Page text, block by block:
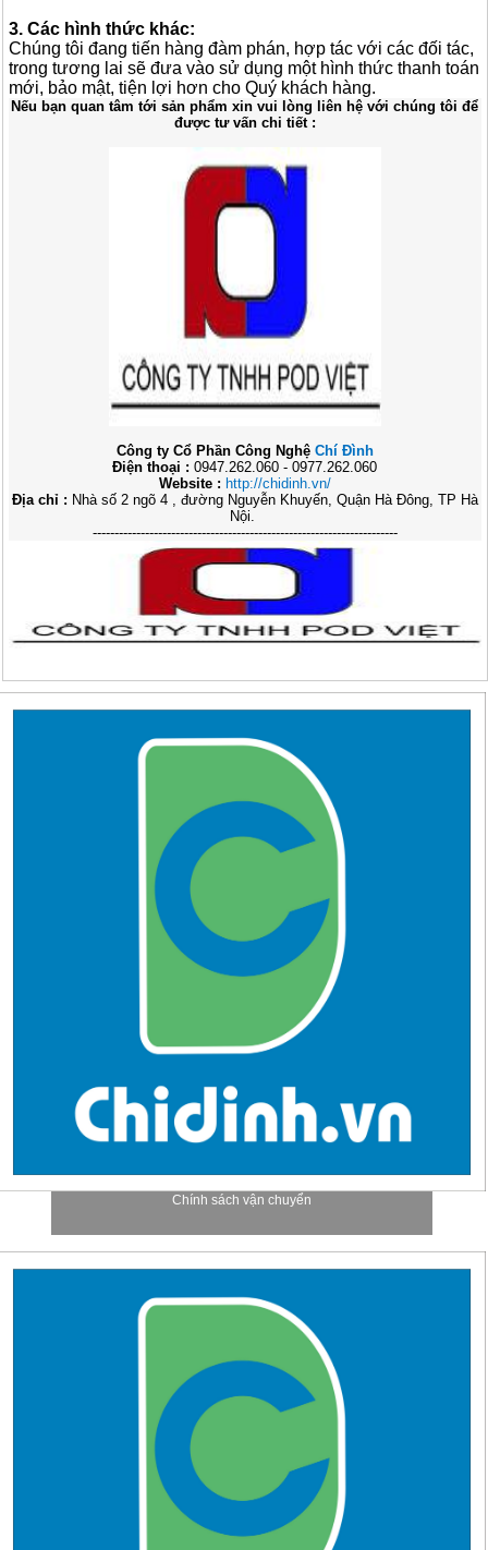
3. Các hình thức khác:
Chúng tôi đang tiến hàng đàm phán, hợp tác với các đối tác,
trong tương lai sẽ đưa vào sử dụng một hình thức thanh toán
mới, bảo mật, tiện lợi hơn cho Quý khách hàng.
Nếu bạn quan tâm tới sản phẩm xin vui lòng liên hệ với chúng tôi để
được tư vấn chi tiết :
Công ty Cổ Phần Công Nghệ Chí Đình
Điện thoại :0947.262.060 - 0977.262.060
Website : http://chidinh.vn/
Địa chỉ : Nhà số 2 ngõ 4 , đường Nguyễn Khuyến, Quận Hà Đông, TP Hà
Nội.
----------------------------------------------------------------------
Chính sách vận chuyển